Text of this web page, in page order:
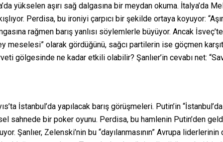
yükselen aşırı sağ dalgasına bir meydan okuma. İtalya’da
Perdisa, bu ironiyi çarpıcı bir şekilde ortaya koyuyor:
rağmen barış yanlısı söylemlerle büyüyor. Ancak
meselesi” olarak gördüğünü, sağcı partilerin ise göçmen
gölgesinde ne kadar etkili olabilir? Şanlıer’in cevabı net:
İstanbul’da yapılacak barış görüşmeleri. Putin’in
sahnede bir poker oyunu. Perdisa, bu hamlenin Putin’den
Şanlıer, Zelenski’nin bu “dayılanmasının” Avrupa